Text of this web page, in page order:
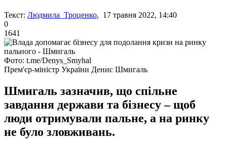
Текст: Людмила Троценко, 17 травня 2022, 14:40
0
1641
Фото: t.me/Denys_Smyhal
Прем'єр-міністр України Денис Шмигаль
Шмигаль зазначив, що спільне
завдання держави та бізнесу – щоб
люди отримували пальне, а на ринку
не було зловживань.